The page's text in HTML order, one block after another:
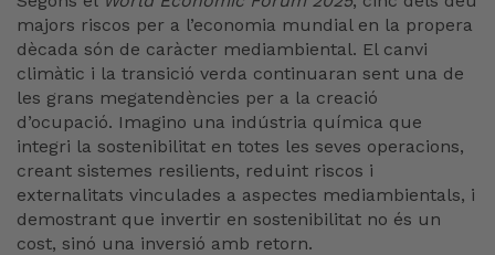
majors riscos per a l’economia mundial en la propera
dècada són de caràcter mediambiental. El canvi
climàtic i la transició verda continuaran sent una de
les grans megatendències per a la creació
d’ocupació. Imagino una indústria química que
integri la sostenibilitat en totes les seves operacions,
creant sistemes resilients, reduint riscos i
externalitats vinculades a aspectes mediambientals, i
demostrant que invertir en sostenibilitat no és un
cost, sinó una inversió amb retorn.